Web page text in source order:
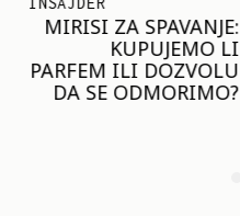
MIRISI ZA SPAVANJE:
KUPUJEMO LI
PARFEM ILI DOZVOLU
DA SE ODMORIMO?